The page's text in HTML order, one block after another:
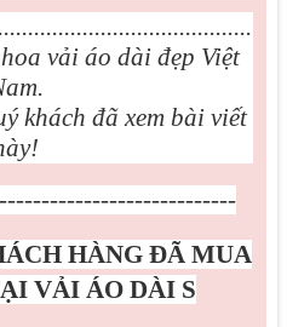
vải áo dài đẹp Việt
khách đã xem bài viết
HÀNG ĐÃ MUA
VẢI ÁO DÀI S